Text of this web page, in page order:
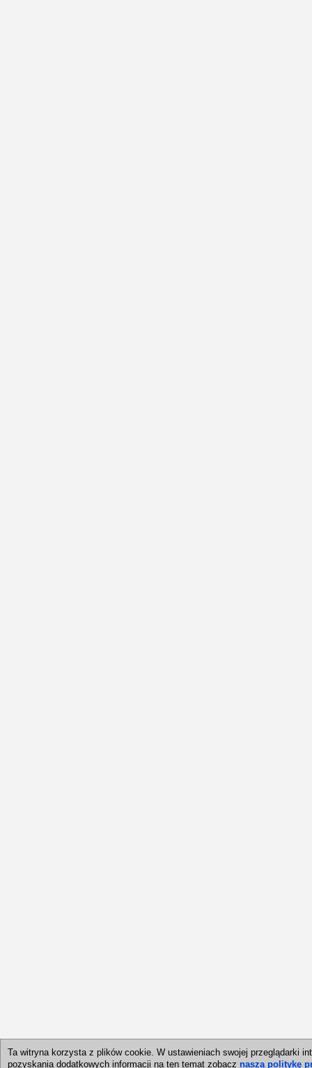
Ta witryna korzysta z plików cookie. W ustawieniach swojej przeglądarki
pozyskania dodatkowych informacji na ten temat zobacz naszą politykę